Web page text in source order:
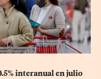
interanual en julio